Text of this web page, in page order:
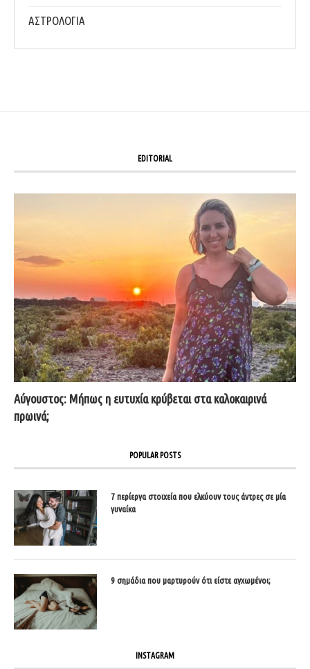
ΑΣΤΡΟΛΟΓΙΑ
EDITORIAL
Αύγουστος: Μήπως η ευτυχία κρύβεται στα καλοκαιρινά
πρωινά;
POPULAR POSTS
7 περίεργα στοιχεία που ελκύουν τους άντρες σε μία
γυναίκα
9 σημάδια που μαρτυρούν ότι είστε αγχωμένοι;
INSTAGRAM